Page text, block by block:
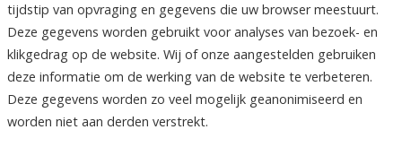
tijdstip van opvraging en gegevens die uw browser meestuurt.
Deze gegevens worden gebruikt voor analyses van bezoek- en
klikgedrag op de website. Wij of onze aangestelden gebruiken
deze informatie om de werking van de website te verbeteren.
Deze gegevens worden zo veel mogelijk geanonimiseerd en
worden niet aan derden verstrekt.